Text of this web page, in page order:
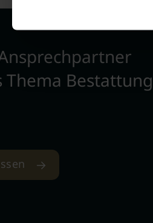
Thema Bestattung